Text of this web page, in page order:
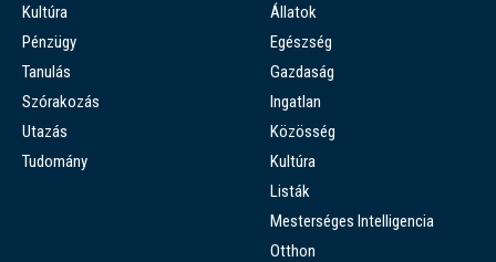
Kultúra
Pénzügy
Tanulás
Szórakozás
Utazás
Tudomány
Állatok
Egészség
Gazdaság
Ingatlan
Közösség
Kultúra
Listák
Mesterséges Intelligencia
Otthon